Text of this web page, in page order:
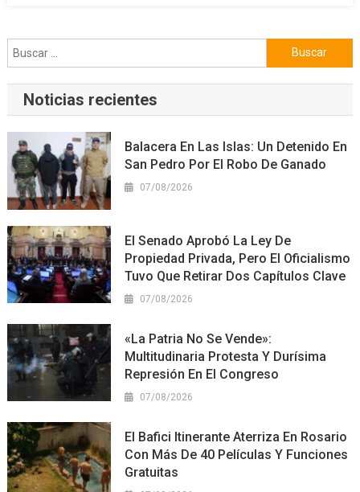
Buscar:
Noticias recientes
Balacera En Las Islas: Un Detenido En
San Pedro Por El Robo De Ganado
07/08/2026
El Senado Aprobó La Ley De
Propiedad Privada, Pero El Oficialismo
Tuvo Que Retirar Dos Capítulos Clave
07/08/2026
«La Patria No Se Vende»:
Multitudinaria Protesta Y Durísima
Represión En El Congreso
07/08/2026
El Bafici Itinerante Aterriza En Rosario
Con Más De 40 Películas Y Funciones
Gratuitas